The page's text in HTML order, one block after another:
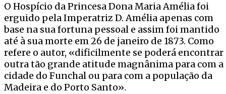
O Hospício da Princesa Dona Maria Amélia foi
erguido pela Imperatriz D. Amélia apenas com
base na sua fortuna pessoal e assim foi mantido
até à sua morte em 26 de janeiro de 1873. Como
refere o autor, «dificilmente se poderá encontrar
outra tão grande atitude magnânima para com a
cidade do Funchal ou para com a população da
Madeira e do Porto Santo».